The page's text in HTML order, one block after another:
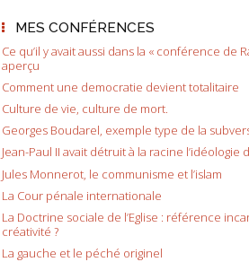
MES CONFÉRENCES
Ce qu’il y avait aussi dans la « conférence de
aperçu
Comment une democratie devient totalitaire
Culture de vie, culture de mort.
Georges Boudarel, exemple type de la
Jean-Paul II avait détruit à la racine l’idéologie
Jules Monnerot, le communisme et l’islam
La Cour pénale internationale
La Doctrine sociale de l’Eglise : référence
créativité ?
La gauche et le péché originel